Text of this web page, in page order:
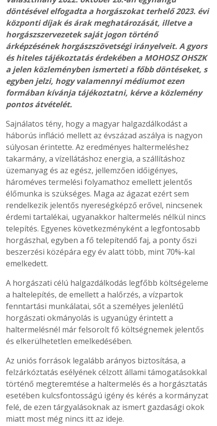
döntésével elfogadta a horgászokat terhelő 2023. évi
központi díjak és árak meghatározását, illetve a
horgászszervezetek saját jogon történő
árképzésének horgászszövetségi irányelveit. A gyors
és hiteles tájékoztatás érdekében a MOHOSZ OHSZK
a jelen közleményben ismerteti a főbb döntéseket, s
egyben jelzi, hogy valamennyi médiumot ezen
formában kívánja tájékoztatni, kérve a közlemény
pontos átvételét.
Sajnálatos tény, hogy a magyar halgazdálkodást a
háborús infláció mellett az évszázad aszálya is nagyon
súlyosan érintette. Az eredményes haltermeléshez
takarmány, a vízellátáshoz energia, a szállításhoz
üzemanyag és az egész, jellemzően időigényes,
hároméves termelési folyamathoz emellett jelentős
élőmunka is szükséges. Maga az ágazat ezért sem
rendelkezik jelentős nyereségképző erővel, nincsenek
érdemi tartalékai, ugyanakkor haltermelés nélkül nincs
telepítés. Egyenes következményként a legfontosabb
horgászhal, egyben a fő telepítendő faj, a ponty őszi
beszerzési középára egy év alatt több, mint 70%-kal
emelkedett.
A horgászati célú halgazdálkodás legfőbb költségeleme
a haltelepítés, de emellett a halőrzés, a vízpartok
fenntartási munkálatai, sőt a személyes jelenlétű
horgászati okmányolás is ugyanúgy érintett a
haltermelésnél már felsorolt fő költségnemek jelentős
és elkerülhetetlen emelkedésében.
Az uniós források legalább arányos biztosítása, a
felzárkóztatás esélyének célzott állami támogatásokkal
történő megteremtése a haltermelés és a horgásztatás
esetében kulcsfontosságú igény és kérés a kormányzat
felé, de ezen tárgyalásoknak az ismert gazdasági okok
miatt most még nincs itt az ideje.